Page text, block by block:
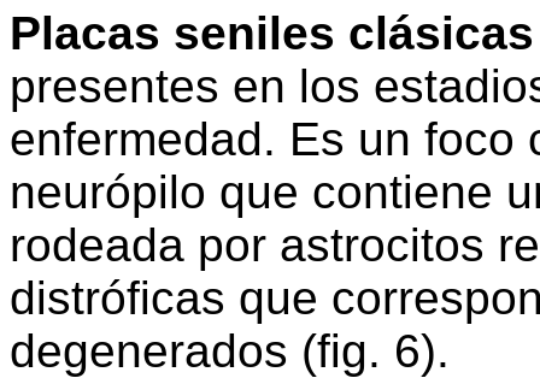
Placas seniles
presentes en los
enfermedad. Es un foco
neurópilo que contiene
rodeada por astrocitos
distróficas que
degenerados (fig. 6).